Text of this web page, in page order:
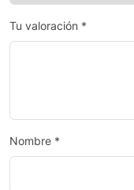
Tu valoración *
Nombre *